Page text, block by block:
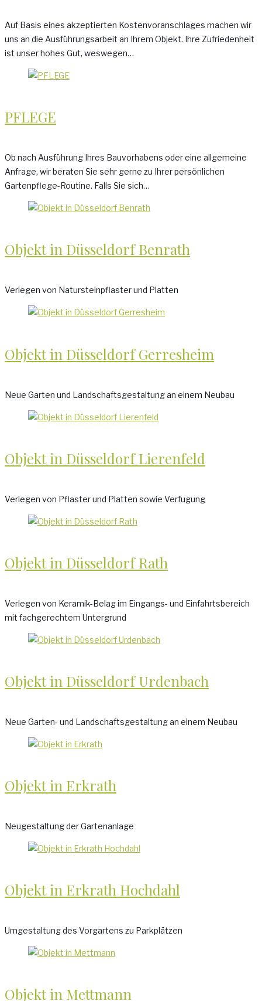
Auf Basis eines akzeptierten Kostenvoranschlages machen wir
uns an die Ausführungsarbeit an Ihrem Objekt. Ihre Zufriedenheit
ist unser hohes Gut, weswegen…
PFLEGE
Ob nach Ausführung Ihres Bauvorhabens oder eine allgemeine
Anfrage, wir beraten Sie sehr gerne zu Ihrer persönlichen
Gartenpflege-Routine. Falls Sie sich…
Objekt in Düsseldorf Benrath
Verlegen von Natursteinpflaster und Platten
Objekt in Düsseldorf Gerresheim
Neue Garten und Landschaftsgestaltung an einem Neubau
Objekt in Düsseldorf Lierenfeld
Verlegen von Pflaster und Platten sowie Verfugung
Objekt in Düsseldorf Rath
Verlegen von Keramik-Belag im Eingangs- und Einfahrtsbereich
mit fachgerechtem Untergrund
Objekt in Düsseldorf Urdenbach
Neue Garten- und Landschaftsgestaltung an einem Neubau
Objekt in Erkrath
Neugestaltung der Gartenanlage
Objekt in Erkrath Hochdahl
Umgestaltung des Vorgartens zu Parkplätzen
Objekt in Mettmann